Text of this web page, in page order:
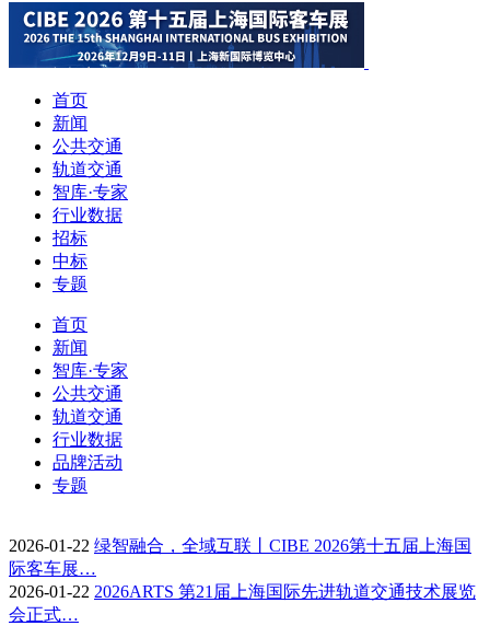
首页
新闻
公共交通
轨道交通
智库·专家
行业数据
招标
中标
专题
首页
新闻
智库·专家
公共交通
轨道交通
行业数据
品牌活动
专题
2026-01-22 绿智融合，全域互联丨CIBE 2026第十五届上海国
际客车展…
2026-01-22 2026ARTS 第21届上海国际先进轨道交通技术展览
会正式…